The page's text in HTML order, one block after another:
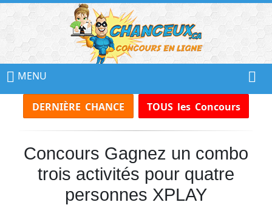
MENU
DERNIÈRE CHANCE TOUS les Concours
Concours Gagnez un combo
trois activités pour quatre
personnes XPLAY
📢
Ne
Manquez
Aucun
Concours!
Inscrivez-